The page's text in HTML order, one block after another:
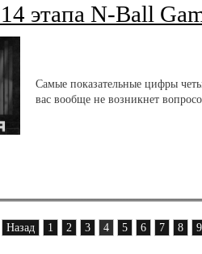
этапа N-Ball
Самые показательные цифры
вас вообще не возникнет
Назад 1 2 3 4 5 6 7 8 9